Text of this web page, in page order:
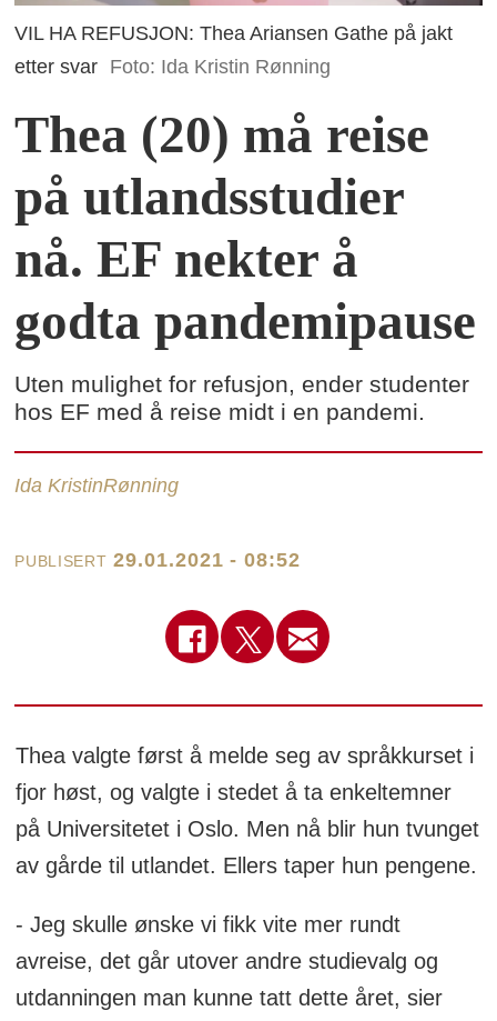
VIL HA REFUSJON: Thea Ariansen Gathe på jakt
etter svar Foto: Ida Kristin Rønning
Thea (20) må reise
på utlandsstudier
nå. EF nekter å
godta pandemipause
Uten mulighet for refusjon, ender studenter
hos EF med å reise midt i en pandemi.
Ida KristinRønning
PUBLISERT 29.01.2021 - 08:52
Thea valgte først å melde seg av språkkurset i
fjor høst, og valgte i stedet å ta enkeltemner
på Universitetet i Oslo. Men nå blir hun tvunget
av gårde til utlandet. Ellers taper hun pengene.
- Jeg skulle ønske vi fikk vite mer rundt
avreise, det går utover andre studievalg og
utdanningen man kunne tatt dette året, sier